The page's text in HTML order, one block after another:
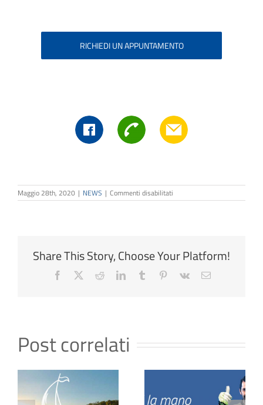
RICHIEDI UN APPUNTAMENTO
Maggio 28th, 2020 | NEWS | Commenti disabilitati
Assicura
Share This Story, Choose Your Platform!
Facebook RedditLinkedInTumblr Pinterest
Vk Email
Post correlati